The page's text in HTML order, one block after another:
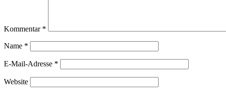
Kommentar *
Name *
E-Mail-Adresse *
Website